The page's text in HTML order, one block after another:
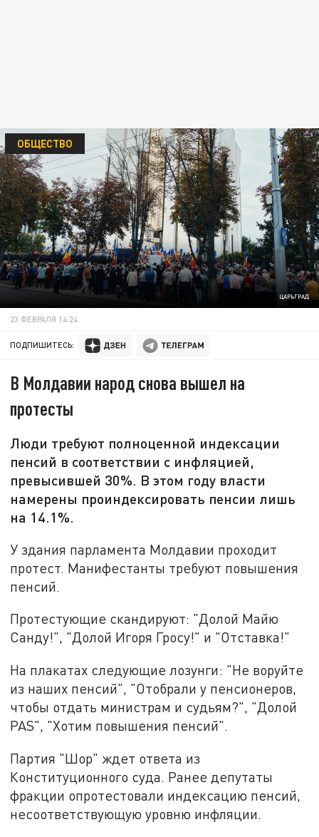
ЦАРЬГРАД
ОБЩЕСТВО
23 ФЕВРАЛЯ 14:24
ПОДПИШИТЕСЬ:
В Молдавии народ снова вышел на
протесты
Люди требуют полноценной индексации
пенсий в соответствии с инфляцией,
превысившей 30%. В этом году власти
намерены проиндексировать пенсии лишь
на 14.1%.
У здания парламента Молдавии проходит
протест. Манифестанты требуют повышения
пенсий.
Протестующие скандируют: "Долой Майю
Санду!", "Долой Игоря Гросу!" и "Отставка!"
На плакатах следующие лозунги: "Не воруйте
из наших пенсий", "Отобрали у пенсионеров,
чтобы отдать министрам и судьям?", "Долой
PAS", "Хотим повышения пенсий".
Партия "Шор" ждет ответа из
Конституционного суда. Ранее депутаты
фракции опротестовали индексацию пенсий,
несоответствующую уровню инфляции.